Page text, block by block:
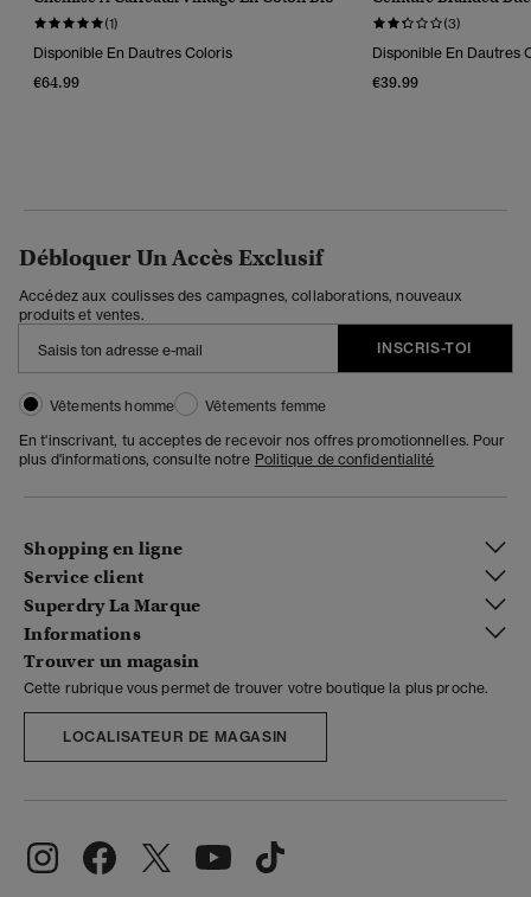
(1)
Disponible En Dautres Coloris
€64.99
(3)
Disponible En Dautres
€39.99
Débloquer Un Accès Exclusif
Accédez aux coulisses des campagnes, collaborations, nouveaux
produits et ventes.
INSCRIS-TOI
Vêtements homme
Vêtements femme
En t'inscrivant, tu acceptes de recevoir nos offres promotionnelles. Pour
plus d'informations, consulte notre Politique de confidentialité
Shopping en ligne
Service client
Superdry La Marque
Informations
Trouver un magasin
Cette rubrique vous permet de trouver votre boutique la plus proche.
LOCALISATEUR DE MAGASIN